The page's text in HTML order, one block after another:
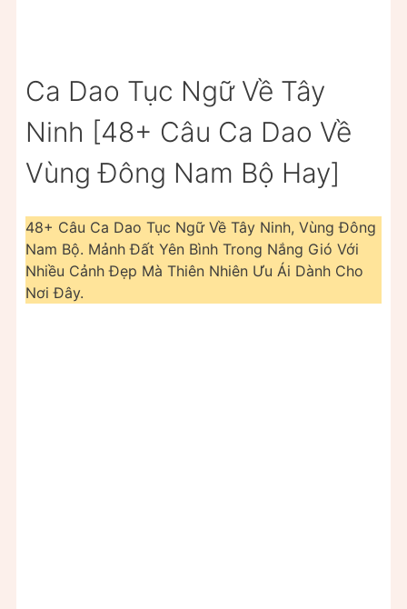
Ca Dao Tục Ngữ Về Tây
Ninh [48+ Câu Ca Dao Về
Vùng Đông Nam Bộ Hay]
48+ Câu Ca Dao Tục Ngữ Về Tây Ninh, Vùng Đông
Nam Bộ. Mảnh Đất Yên Bình Trong Nắng Gió Với
Nhiều Cảnh Đẹp Mà Thiên Nhiên Ưu Ái Dành Cho
Nơi Đây.